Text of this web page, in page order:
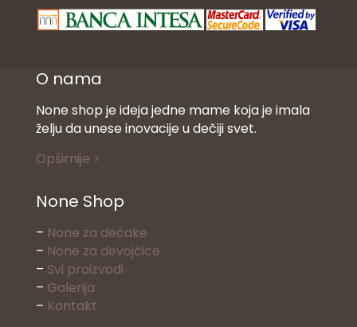
O nama
None shop je ideja jedne mame koja je imala
želju da unese inovacije u dečiji svet.
Opširnije >
None Shop
– None za dečake
– None za devojčice
– Svi proizvodi
– Galerija
– Kontakt